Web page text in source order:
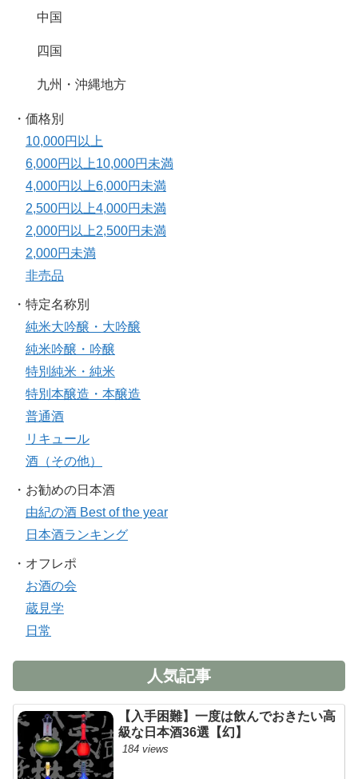
中国
四国
九州・沖縄地方
・価格別
10,000円以上
6,000円以上10,000円未満
4,000円以上6,000円未満
2,500円以上4,000円未満
2,000円以上2,500円未満
2,000円未満
非売品
・特定名称別
純米大吟醸・大吟醸
純米吟醸・吟醸
特別純米・純米
特別本醸造・本醸造
普通酒
リキュール
酒（その他）
・お勧めの日本酒
由紀の酒 Best of the year
日本酒ランキング
・オフレポ
お酒の会
蔵見学
日常
人気記事
【入手困難】一度は飲んでおきたい高
級な日本酒36選【幻】
184 views